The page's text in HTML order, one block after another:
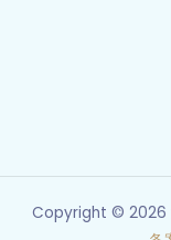
Copyright © 2026